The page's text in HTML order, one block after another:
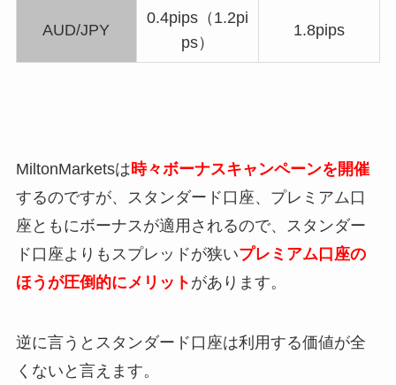
AUD/JPY
0.4pips（1.2pi
ps）
1.8pips
MiltonMarketsは時々ボーナスキャンペーンを開催
するのですが、スタンダード口座、プレミアム口
座ともにボーナスが適用されるので、スタンダー
ド口座よりもスプレッドが狭いプレミアム口座の
ほうが圧倒的にメリット があります。
逆に言うとスタンダード口座は利用する価値が全
くないと言えます。